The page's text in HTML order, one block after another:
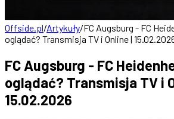
Offside.pl/Artykuły/FC Augsburg - FC
oglądać? Transmisja TV i Online |
FC Augsburg - FC
oglądać? Transmisja TV i
15.02.2026